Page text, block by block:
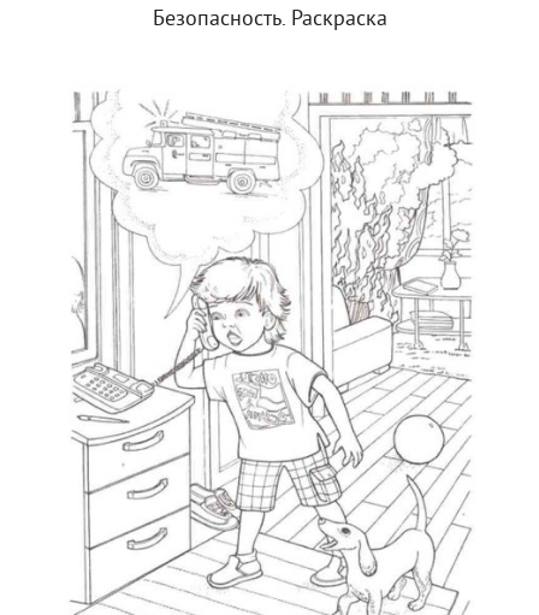
Безопасность. Раскраска